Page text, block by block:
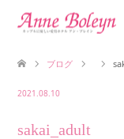
ブログ
2021.08.10
sakai_adult